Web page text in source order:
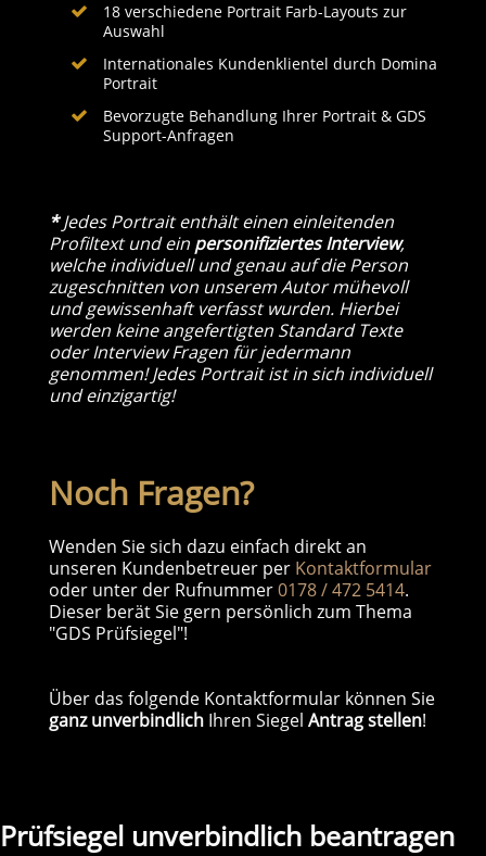
18 verschiedene Portrait Farb-Layouts zur
Auswahl
Internationales Kundenklientel durch Domina
Portrait
Bevorzugte Behandlung Ihrer Portrait & GDS
Support-Anfragen
*Jedes Portrait enthält einen einleitenden
Profiltext und ein personifiziertes Interview,
welche individuell und genau auf die Person
zugeschnitten von unserem Autor mühevoll
und gewissenhaft verfasst wurden. Hierbei
werden keine angefertigten Standard Texte
oder Interview Fragen für jedermann
genommen! Jedes Portrait ist in sich individuell
und einzigartig!
Noch Fragen?
Wenden Sie sich dazu einfach direkt an
unseren Kundenbetreuer per Kontaktformular
oder unter der Rufnummer0178 / 472 5414.
Dieser berät Sie gern persönlich zum Thema
"GDS Prüfsiegel"!
Über das folgende Kontaktformular können Sie
ganz unverbindlichIhren Siegel Antrag stellen!
Prüfsiegel unverbindlich beantragen